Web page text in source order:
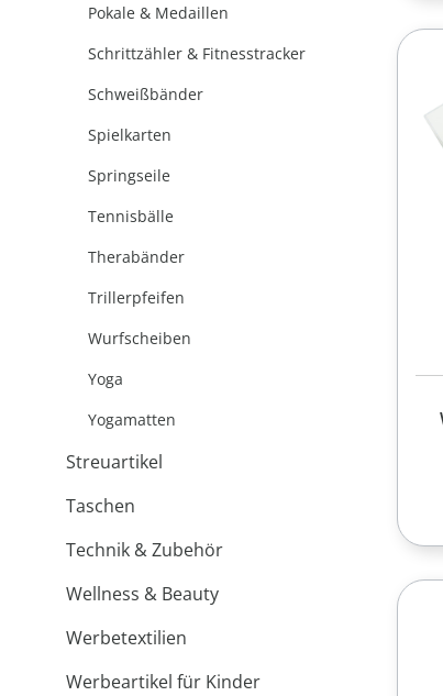
Pokale & Medaillen
Schrittzähler & Fitnesstracker
Schweißbänder
Spielkarten
Springseile
Tennisbälle
Therabänder
Trillerpfeifen
Wurfscheiben
Yoga
Yogamatten
Streuartikel
Taschen
Technik & Zubehör
Wellness & Beauty
Werbetextilien
Werbeartikel für Kinder